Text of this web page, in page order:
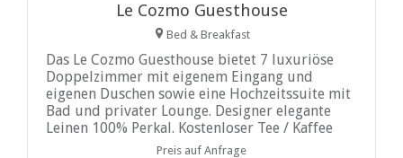
Le Cozmo Guesthouse
Bed & Breakfast
Das Le Cozmo Guesthouse bietet 7 luxuriöse
Doppelzimmer mit eigenem Eingang und
eigenen Duschen sowie eine Hochzeitssuite mit
Bad und privater Lounge. Designer elegante
Leinen 100% Perkal. Kostenloser Tee / Kaffee
Einrichtungen (Stahlkessel)...
Preis auf Anfrage